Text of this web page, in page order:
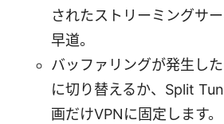
されたストリーミングサ
早道。
バッファリングが発生し
に切り替えるか、Split
画だけVPNに固定します。